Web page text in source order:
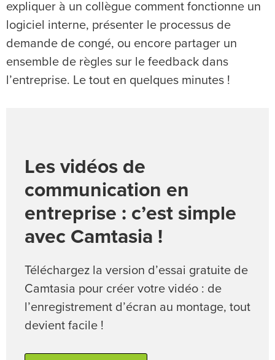
expliquer à un collègue comment fonctionne un
logiciel interne, présenter le processus de
demande de congé, ou encore partager un
ensemble de règles sur le feedback dans
l’entreprise. Le tout en quelques minutes !
Les vidéos de
communication en
entreprise : c’est simple
avec Camtasia !
Téléchargez la version d’essai gratuite de
Camtasia pour créer votre vidéo : de
l’enregistrement d’écran au montage, tout
devient facile !